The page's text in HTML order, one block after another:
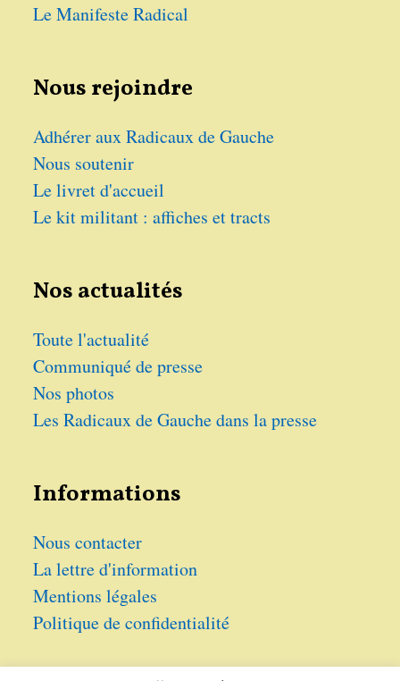
Le Manifeste Radical
Nous rejoindre
Adhérer aux Radicaux de Gauche
Nous soutenir
Le livret d'accueil
Le kit militant : affiches et tracts
Nos actualités
Toute l'actualité
Communiqué de presse
Nos photos
Les Radicaux de Gauche dans la presse
Informations
Nous contacter
La lettre d'information
Mentions légales
Politique de confidentialité